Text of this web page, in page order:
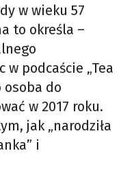
w wieku 57
to określa –
w podcaście „Tea
osoba do
w 2017 roku.
jak „narodziła
i